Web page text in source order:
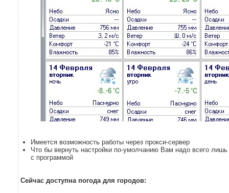
Имеется возможность работы через прокси-сервер
Что бы вернуть настройки по-умолчанию Вам надо всего
с программой
Сейчас доступна погода для городов: